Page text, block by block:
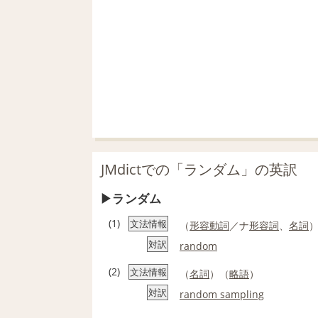
JMdictでの「ランダム」の英訳
ランダム
(1) 文法情報 （形容動詞／ナ形容詞、 名詞）
対訳
random
(2)
文法情報 （名詞）（略語）
対訳 random sampling